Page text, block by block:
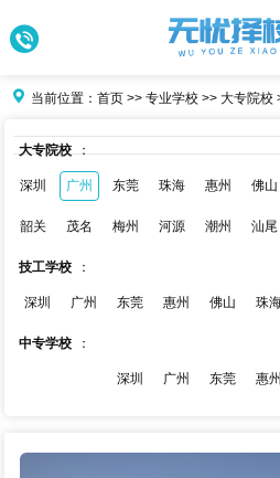
当前位置：首页 >>专业学校 >>大专院校
大专院校 ：
深圳 广州 东莞 珠海 惠州 佛山
韶关 茂名 梅州 河源 潮州 汕尾
技工学校 ：
深圳 广州 东莞 惠州 佛山 珠
中专学校 ：
深圳 广州 东莞 惠州